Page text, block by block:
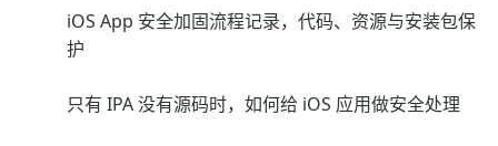
iOS App 安全加固流程记录，代码、资源与安装包保
护
只有 IPA 没有源码时，如何给 iOS 应用做安全处理